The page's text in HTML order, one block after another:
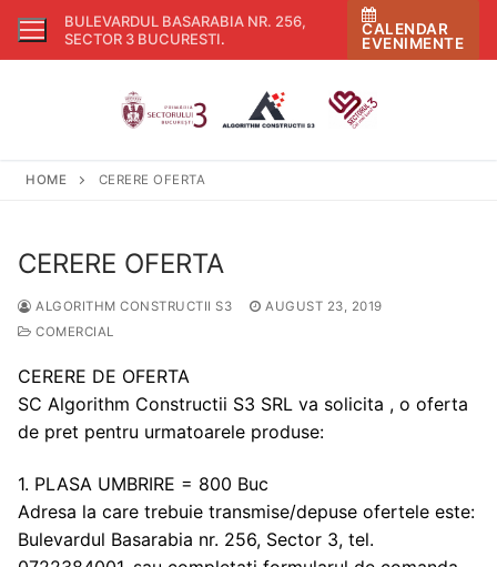
Skip
BULEVARDUL BASARABIA NR. 256,
SECTOR 3 BUCURESTI.
CALENDAR
EVENIMENTE
HOME CERERE OFERTA
CERERE OFERTA
ALGORITHM CONSTRUCTII S3
AUGUST 23, 2019
COMERCIAL
CERERE DE OFERTA
SC Algorithm Constructii S3 SRL va solicita , o oferta
de pret pentru urmatoarele produse:
1. PLASA UMBRIRE = 800 Buc
Adresa la care trebuie transmise/depuse ofertele este:
Bulevardul Basarabia nr. 256, Sector 3, tel.